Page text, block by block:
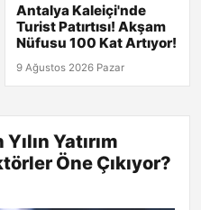
Antalya Kaleiçi'nde
Turist Patırtısı! Akşam
Nüfusu 100 Kat Artıyor!
9 Ağustos 2026 Pazar
Yatırım
Öne Çıkıyor?